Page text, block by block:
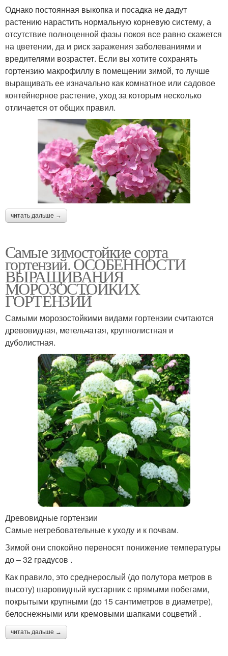
гортензии
Дуболистные гортензии
Гортензии для
подмосковья
Гортензии для средней
полосы
Однако постоянная выкопка и посадка не дадут
растению нарастить нормальную корневую систему, а
отсутствие полноценной фазы покоя все равно скажется
на цветении, да и риск заражения заболеваниями и
вредителями возрастет. Если вы хотите сохранять
гортензию макрофиллу в помещении зимой, то лучше
выращивать ее изначально как комнатное или садовое
контейнерное растение, уход за которым несколько
отличается от общих правил.
читать дальше →
Самые зимостойкие сорта
гортензий. ОСОБЕННОСТИ
ВЫРАЩИВАНИЯ
МОРОЗОСТОЙКИХ
ГОРТЕНЗИЙ
Самыми морозостойкими видами гортензии считаются
древовидная, метельчатая, крупнолистная и
дуболистная.
Древовидные гортензии
Самые нетребовательные к уходу и к почвам.
Зимой они спокойно переносят понижение температуры
до – 32 градусов .
Как правило, это среднерослый (до полутора метров в
высоту) шаровидный кустарник с прямыми побегами,
покрытыми крупными (до 15 сантиметров в диаметре),
белоснежными или кремовыми шапками соцветий .
читать дальше →